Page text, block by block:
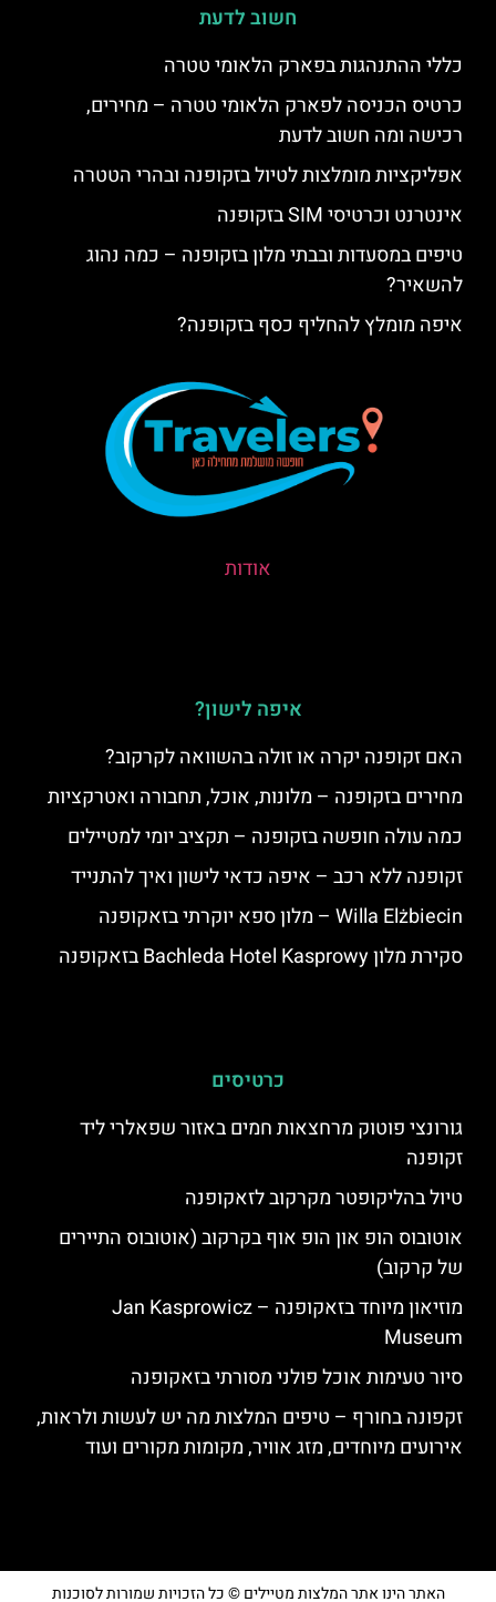
חשוב לדעת
כללי ההתנהגות בפארק הלאומי טטרה
כרטיס הכניסה לפארק הלאומי טטרה – מחירים,
רכישה ומה חשוב לדעת
אפליקציות מומלצות לטיול בזקופנה ובהרי הטטרה
אינטרנט וכרטיסי SIM בזקופנה
טיפים במסעדות ובבתי מלון בזקופנה – כמה נהוג
להשאיר?
איפה מומלץ להחליף כסף בזקופנה?
אודות
איפה לישון?
האם זקופנה יקרה או זולה בהשוואה לקרקוב?
מחירים בזקופנה – מלונות, אוכל, תחבורה ואטרקציות
כמה עולה חופשה בזקופנה – תקציב יומי למטיילים
זקופנה ללא רכב – איפה כדאי לישון ואיך להתנייד
Willa Elżbiecin – מלון ספא יוקרתי בזאקופנה
סקירת מלון Bachleda Hotel Kasprowy בזאקופנה
כרטיסים
גורונצי פוטוק מרחצאות חמים באזור שפאלרי ליד
זקופנה
טיול בהליקופטר מקרקוב לזאקופנה
אוטובוס הופ און הופ אוף בקרקוב (אוטובוס התיירים
של קרקוב)
מוזיאון מיוחד בזאקופנה – Jan Kasprowicz
Museum
סיור טעימות אוכל פולני מסורתי בזאקופנה
זקפונה בחורף – טיפים המלצות מה יש לעשות ולראות,
אירועים מיוחדים, מזג אוויר, מקומות מקורים ועוד
האתר הינו אתר המלצות מטיילים © כל הזכויות שמורות לסוכנות